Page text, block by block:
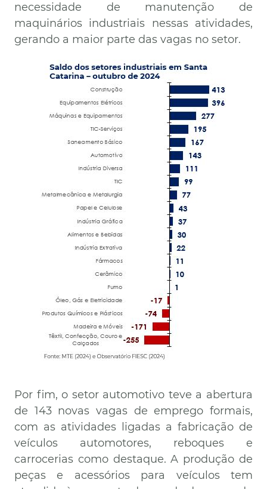
necessidade de manutenção de
maquinários industriais nessas atividades,
gerando a maior parte das vagas no setor.
Imagem
Por fim, o setor automotivo teve a abertura
de 143 novas vagas de emprego formais,
com as atividades ligadas a fabricação de
veículos automotores, reboques e
carrocerias como destaque. A produção de
peças e acessórios para veículos tem